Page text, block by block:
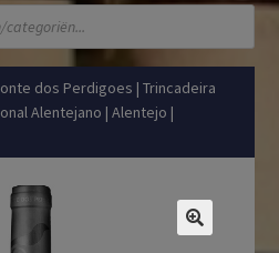
dos Perdigoes | Trincadeira
Alentejano | Alentejo |